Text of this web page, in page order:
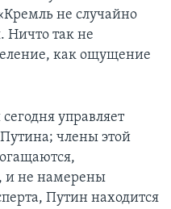
не случайно
Ничто так не
как ощущение
управляет
члены этой
и не намерены
Путин находится